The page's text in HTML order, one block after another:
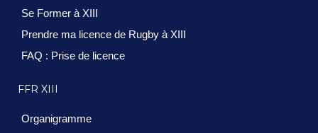
Se Former à XIII
Prendre ma licence de Rugby à XIII
FAQ : Prise de licence
FFR XIII
Organigramme